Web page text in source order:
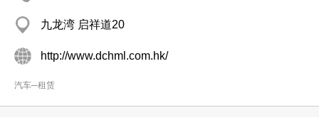
九龙湾 启祥道20
http://www.dchml.com.hk/
汽车─租赁